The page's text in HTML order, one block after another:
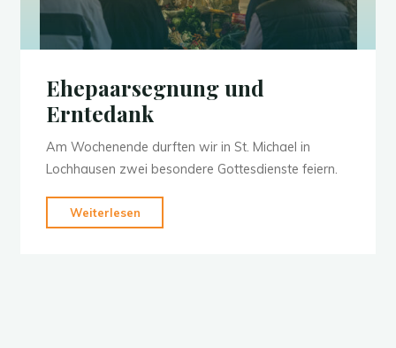
Ehepaarsegnung und
Erntedank
Am Wochenende durften wir in St. Michael in
Lochhausen zwei besondere Gottesdienste feiern.
Weiterlesen
und